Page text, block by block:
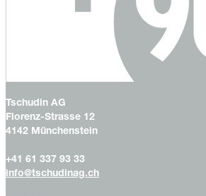
Tschudin AG
Florenz-Strasse 12
4142 Münchenstein
+41 61 337 93 33
info@tschudinag.ch